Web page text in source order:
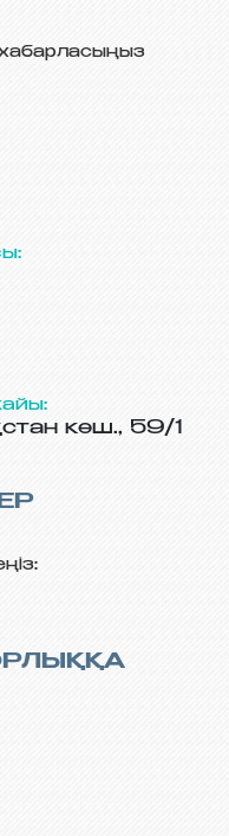
хабарласыңыз
көш., 59/1